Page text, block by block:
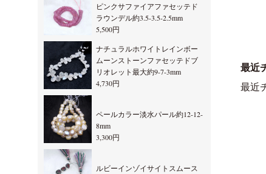
最近
最近
ピンクサファイアファセッテド
ラウンデル約3.5-3.5-2.5mm
5,500円
ナチュラルホワイトレインボー
ムーンストーンファセッテドブ
リオレット最大約9-7-3mm
4,730円
ペールカラー淡水パール約12-12-
8mm
3,300円
ルビーインゾイサイトスムース